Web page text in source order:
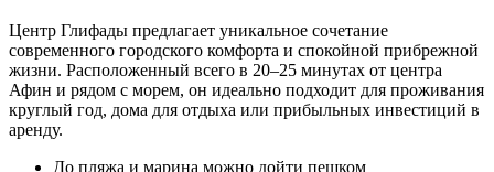
Центр Глифады предлагает уникальное сочетание
современного городского комфорта и спокойной прибрежной
жизни. Расположенный всего в 20–25 минутах от центра
Афин и рядом с морем, он идеально подходит для проживания
круглый год, дома для отдыха или прибыльных инвестиций в
аренду.
До пляжа и марина можно дойти пешком